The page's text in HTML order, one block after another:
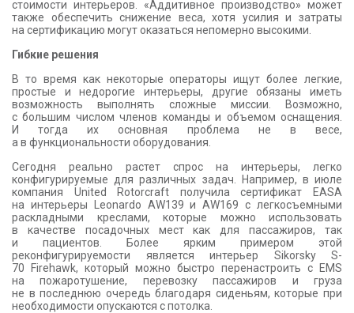
стоимости интерьеров. «Аддитивное производство» может
также обеспечить снижение веса, хотя усилия и затраты
на сертификацию могут оказаться непомерно высокими.
Гибкие решения
В то время как некоторые операторы ищут более легкие,
простые и недорогие интерьеры, другие обязаны иметь
возможность выполнять сложные миссии. Возможно,
с большим числом членов команды и объемом оснащения.
И тогда их основная проблема не в весе,
а в функциональности оборудования.
Сегодня реально растет спрос на интерьеры, легко
конфигурируемые для различных задач. Например, в июле
компания United Rotorcraft получила сертификат EASA
на интерьеры Leonardo AW139 и AW169 с легкосъемными
раскладными креслами, которые можно использовать
в качестве посадочных мест как для пассажиров, так
и пациентов. Более ярким примером этой
реконфигурируемости является интерьер Sikorsky S-
70 Firehawk, который можно быстро перенастроить с EMS
на пожаротушение, перевозку пассажиров и груза
не в последнюю очередь благодаря сиденьям, которые при
необходимости опускаются с потолка.